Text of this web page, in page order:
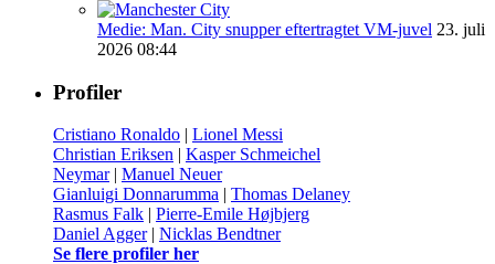
Medie: Man. City snupper eftertragtet VM-juvel 23. juli
2026 08:44
Profiler
Cristiano Ronaldo | Lionel Messi
Christian Eriksen | Kasper Schmeichel
Neymar| Manuel Neuer
Gianluigi Donnarumma | Thomas Delaney
Rasmus Falk | Pierre-Emile Højbjerg
Daniel Agger| Nicklas Bendtner
Se flere profiler her